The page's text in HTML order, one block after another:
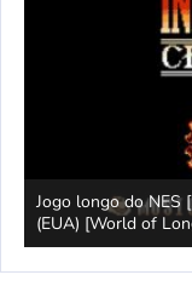
Jogo longo do NES
(EUA) [World of